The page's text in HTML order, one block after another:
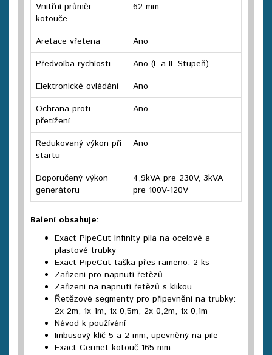
Vnitřní průměr
kotouče
62 mm
Aretace vřetena
Ano
Předvolba rychlosti
Ano (I. a II. Stupeň)
Elektronické ovládání
Ano
Ochrana proti
přetížení
Ano
Redukovaný výkon při
startu
Ano
Doporučený výkon
generátoru
4,9kVA pre 230V, 3kVA
pre 100V-120V
Balení obsahuje:
Exact PipeCut Infinity pila na ocelové a
plastové trubky
Exact PipeCut taška přes rameno, 2 ks
Zařízení pro napnutí řetězů
Zařízení na napnutí řetězů s klikou
Řetězové segmenty pro připevnění na trubky:
2x 2m, 1x 1m, 1x 0,5m, 2x 0,2m, 1x 0,1m
Návod k používání
Imbusový klíč 5 a 2 mm, upevněný na pile
Exact Cermet kotouč 165 mm